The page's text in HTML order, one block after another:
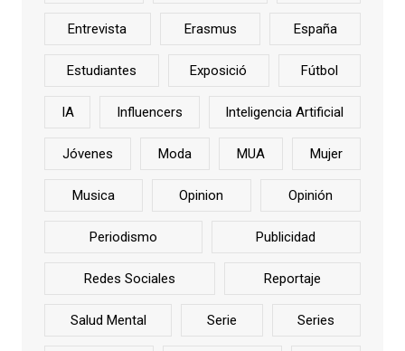
Entrevista Erasmus España
Estudiantes Exposició Fútbol
IA Influencers Inteligencia Artificial
Jóvenes Moda MUA Mujer
Musica Opinion Opinión
Periodismo Publicidad
Redes Sociales Reportaje
Salud Mental Serie Series